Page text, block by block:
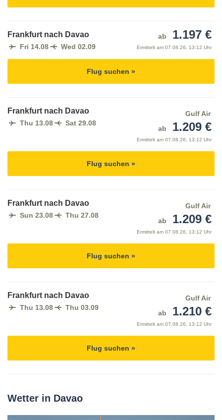
Frankfurt nach Davao
Fri 14.08 Wed 02.09
ab 1.197 €
Ermittelt am 07.08.26, 13:12 Uhr
Flug suchen »
Frankfurt nach Davao
Thu 13.08 Sat 29.08
Gulf Air
ab
1.209 €
Ermittelt am 07.08.26, 13:12 Uhr
Flug suchen »
Frankfurt nach Davao
Sun 23.08 Thu 27.08
Gulf Air
ab
1.209 €
Ermittelt am 07.08.26, 13:12 Uhr
Flug suchen »
Frankfurt nach Davao
Thu 13.08 Thu 03.09
Gulf Air
ab
1.210 €
Ermittelt am 07.08.26, 13:12 Uhr
Flug suchen »
Wetter in Davao